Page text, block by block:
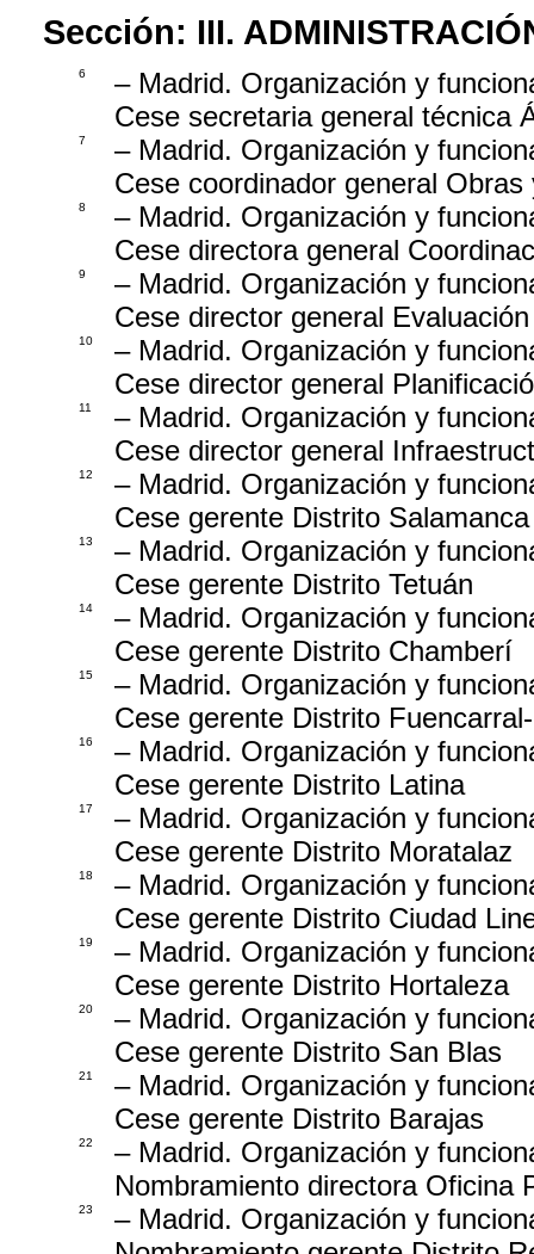
Sección: III.
6
– Madrid. Organización y
Cese secretaria general técnica
7
– Madrid. Organización y
Cese coordinador general
8
– Madrid. Organización y
Cese directora general
9
– Madrid. Organización y
Cese director general
10
– Madrid. Organización y
Cese director general
11
– Madrid. Organización y
Cese director general
12
– Madrid. Organización y
Cese gerente Distrito Salamanca
13
– Madrid. Organización y
Cese gerente Distrito Tetuán
14
– Madrid. Organización y
Cese gerente Distrito Chamberí
15
– Madrid. Organización y
Cese gerente Distrito
16
– Madrid. Organización y
Cese gerente Distrito Latina
17
– Madrid. Organización y
Cese gerente Distrito Moratalaz
18
– Madrid. Organización y
Cese gerente Distrito Ciudad
19
– Madrid. Organización y
Cese gerente Distrito Hortaleza
20
– Madrid. Organización y
Cese gerente Distrito San Blas
21
– Madrid. Organización y
Cese gerente Distrito Barajas
22
– Madrid. Organización y
Nombramiento directora Oficina
23
– Madrid. Organización y